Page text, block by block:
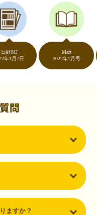
。空いた時間にスマホで買
を経由するだけでショップ
貯まることを知り、ビック
ピーを経由するだけでポイ
しかった～！貯まったポイ
しんでます♪
するだけでポイントが貯ま
の発行やアプリダウンロー
7日
2022年1月号
問
ますか？